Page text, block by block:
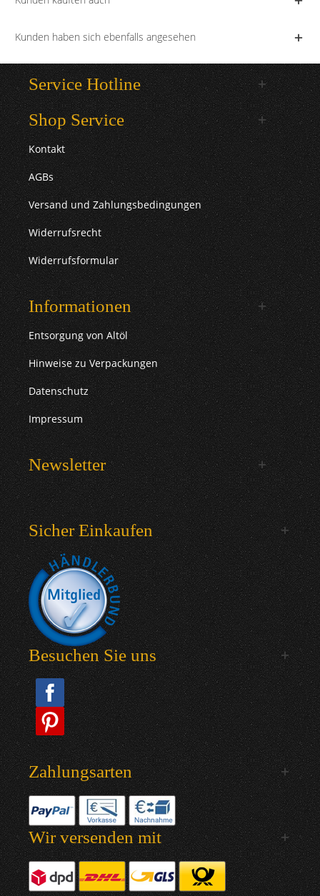
Kunden haben sich ebenfalls angesehen
Service Hotline
Shop Service
Kontakt
AGBs
Versand und Zahlungsbedingungen
Widerrufsrecht
Widerrufsformular
Informationen
Entsorgung von Altöl
Hinweise zu Verpackungen
Datenschutz
Impressum
Newsletter
Sicher Einkaufen
Besuchen Sie uns
Zahlungsarten
Wir versenden mit